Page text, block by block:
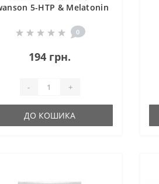
5-HTP & Melatonin
0
194 грн.
- +
ДО КОШИКА